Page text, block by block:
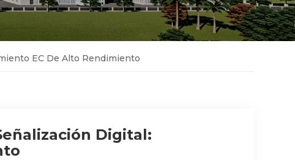
EC De Alto Rendimiento
Digital: